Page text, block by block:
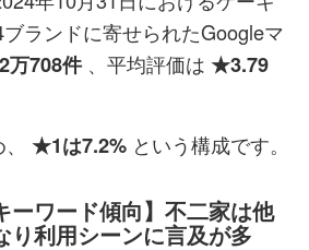
ランドに寄せられたGoogleマ
2万708件、平均評価は ★3.79
★1は7.2% という構成です。
ーワード傾向】不二家は他
り利用シーンに言及が多